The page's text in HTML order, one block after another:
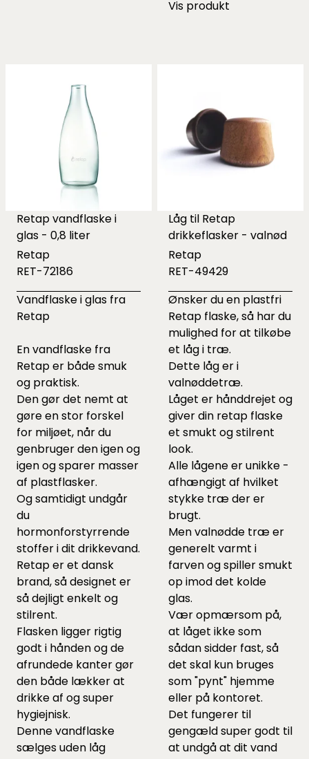
Vis produkt
Retap vandflaske i
glas - 0,8 liter
Retap
RET-72186
Vandflaske i glas fra
Retap
En vandflaske fra
Retap er både smuk
og praktisk.
Den gør det nemt at
gøre en stor forskel
for miljøet, når du
genbruger den igen og
igen og sparer masser
af plastflasker.
Og samtidigt undgår
du
hormonforstyrrende
stoffer i dit drikkevand.
Retap er et dansk
brand, så designet er
så dejligt enkelt og
stilrent.
Flasken ligger rigtig
godt i hånden og de
afrundede kanter gør
den både lækker at
drikke af og super
hygiejnisk.
Denne vandflaske
sælges uden låg
Låg til Retap
drikkeflasker - valnød
Retap
RET-49429
Ønsker du en plastfri
Retap flaske, så har du
mulighed for at tilkøbe
et låg i træ.
Dette låg er i
valnøddetræ.
Låget er hånddrejet og
giver din retap flaske
et smukt og stilrent
look.
Alle lågene er unikke -
afhængigt af hvilket
stykke træ der er
brugt.
Men valnødde træ er
generelt varmt i
farven og spiller smukt
op imod det kolde
glas.
Vær opmærsom på,
at låget ikke som
sådan sidder fast, så
det skal kun bruges
som "pynt" hjemme
eller på kontoret.
Det fungerer til
gengæld super godt til
at undgå at dit vand